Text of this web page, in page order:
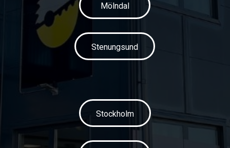
Mölndal
Stenungsund
Stockholm